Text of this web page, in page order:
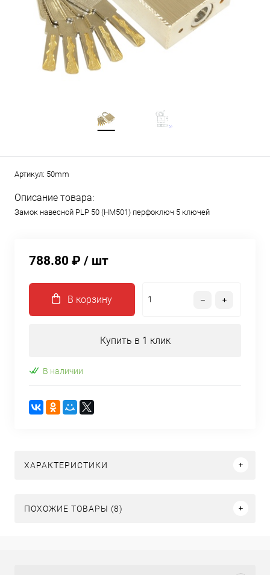
Артикул: 50mm
Описание товара:
Замок навесной PLP 50 (HM501) перфоключ 5 ключей
788.80 ₽ / шт
В корзину
Купить в 1 клик
В наличии
ХАРАКТЕРИСТИКИ
ПОХОЖИЕ ТОВАРЫ (8)